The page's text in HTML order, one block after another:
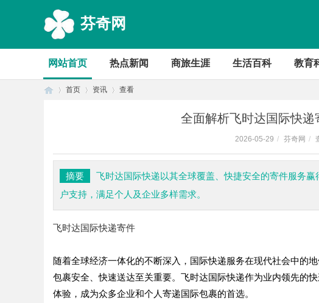
芬奇网
网站首页 热点新闻 商旅生涯 生活百科 教育
首页 资讯 查看
全面解析飞时达国际快
2026-05-29 / 芬奇网 /
摘要
飞时达国际快递以其全球覆盖、快捷安全的寄件服务
户支持，满足个人及企业多样需求。
飞时达国际快递寄件
随着全球经济一体化的不断深入，国际快递服务在现代社会中的
包裹安全、快速送达至关重要。飞时达国际快递作为业内领先的
体验，成为众多企业和个人寄递国际包裹的首选。